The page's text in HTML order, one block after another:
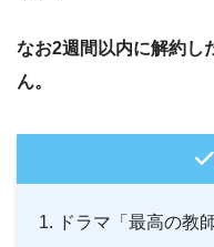
なお2週間以内に解約し
ん。
ドラマ「最高の教